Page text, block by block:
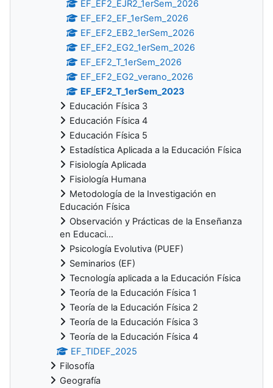
EF_EF2_EJR2_1erSem_2026
EF_EF2_EF_1erSem_2026
EF_EF2_EB2_1erSem_2026
EF_EF2_EG2_1erSem_2026
EF_EF2_T_1erSem_2026
EF_EF2_EG2_verano_2026
EF_EF2_T_1erSem_2023
Educación Física 3
Educación Física 4
Educación Física 5
Estadística Aplicada a la Educación Física
Fisiología Aplicada
Fisiología Humana
Metodología de la Investigación en
Educación Física
Observación y Prácticas de la Enseñanza
en Educaci...
Psicología Evolutiva (PUEF)
Seminarios (EF)
Tecnología aplicada a la Educación Física
Teoría de la Educación Física 1
Teoría de la Educación Física 2
Teoría de la Educación Física 3
Teoría de la Educación Física 4
EF_TIDEF_2025
Filosofía
Geografía